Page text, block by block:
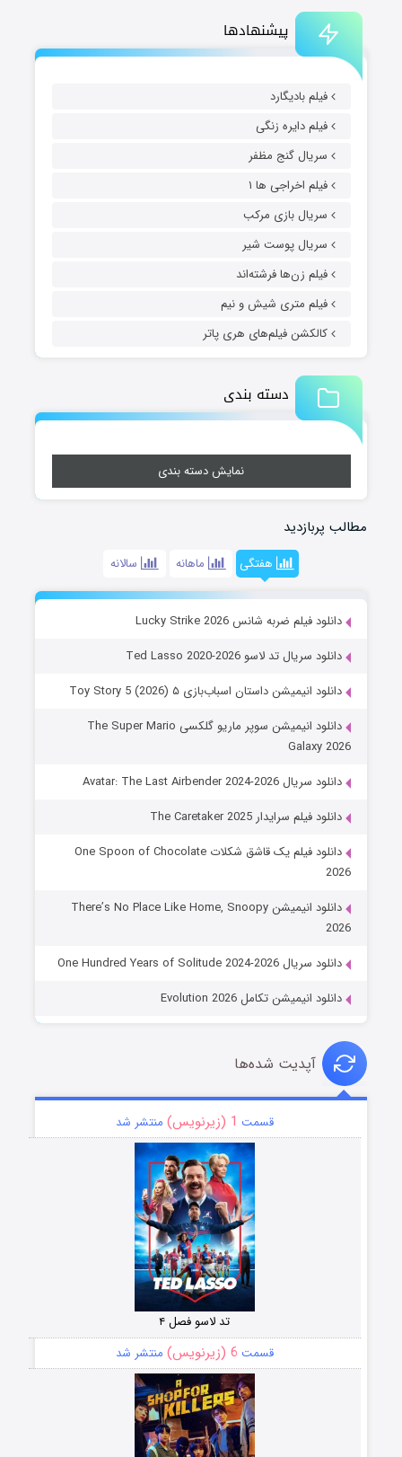
پیشنهادها
فیلم بادیگارد
فیلم دایره زنگی
سریال گنج مظفر
فیلم اخراجی ها ۱
سریال بازی مرکب
سریال پوست شیر
فیلم زن‌ها فرشته‌اند
فیلم متری شیش و نیم
کالکشن فیلم‌های هری پاتر
دسته بندی
نمایش دسته بندی
مطالب پربازدید
هفتگی ماهانه سالانه
دانلود فیلم ضربه شانس Lucky Strike 2026
دانلود سریال تد لاسو Ted Lasso 2020-2026
دانلود انیمیشن داستان اسباب‌بازی ۵ Toy Story 5 (2026)
دانلود انیمیشن سوپر ماریو گلکسی The Super Mario
Galaxy 2026
دانلود سریال Avatar: The Last Airbender 2024-2026
دانلود فیلم سرایدار The Caretaker 2025
دانلود فیلم یک قاشق شکلات One Spoon of Chocolate
2026
دانلود انیمیشن There’s No Place Like Home, Snoopy
2026
دانلود سریال One Hundred Years of Solitude 2024-2026
دانلود انیمیشن تکامل Evolution 2026
آپدیت شده‌ها
قسمت 1 (زیرنویس) منتشر شد
تد لاسو فصل ۴
قسمت 6 (زیرنویس) منتشر شد